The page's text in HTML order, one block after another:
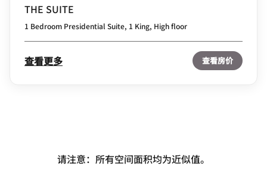
THE SUITE
1 Bedroom Presidential Suite, 1 King, High floor
查看更多 查看房价
请注意：所有空间面积均为近似值。